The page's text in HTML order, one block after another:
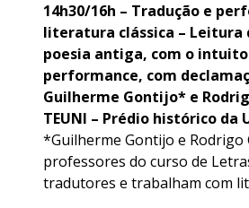
14h30/16h – Tradução e
literatura clássica – Leitura
poesia antiga, com o
performance, com
Guilherme Gontijo* e
TEUNI – Prédio histórico da
*Guilherme Gontijo e Rodrigo
professores do curso de
tradutores e trabalham com